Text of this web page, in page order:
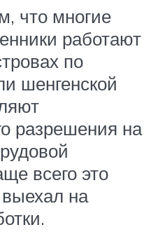
что многие
работают
по
шенгенской
разрешения на
всего это
выехал на